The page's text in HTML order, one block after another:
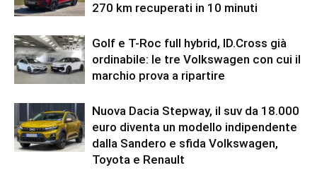
270 km recuperati in 10 minuti
Golf e T-Roc full hybrid, ID.Cross già
ordinabile: le tre Volkswagen con cui il
marchio prova a ripartire
Nuova Dacia Stepway, il suv da 18.000
euro diventa un modello indipendente
dalla Sandero e sfida Volkswagen,
Toyota e Renault